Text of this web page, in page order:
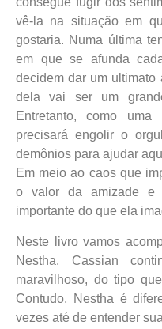
vê-la na situação em
gostaria. Numa última
em que se afunda
decidem dar um ultimato
dela vai ser um
Entretanto, como uma
precisará engolir o
demônios para ajudar
Em meio ao caos que
o valor da amizade e
importante do que ela
Neste livro vamos
Nestha. Cassian
maravilhoso, do tipo
Contudo, Nestha é
vezes até de entender